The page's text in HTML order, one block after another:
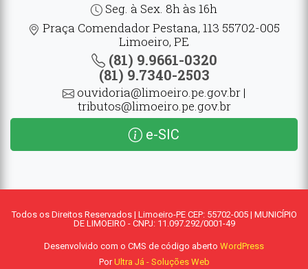
Seg. à Sex. 8h às 16h
Praça Comendador Pestana, 113 55702-005
Limoeiro, PE
(81) 9.9661-0320
(81) 9.7340-2503
ouvidoria@limoeiro.pe.gov.br |
tributos@limoeiro.pe.gov.br
e-SIC
Todos os Direitos Reservados | Limoeiro-PE CEP: 55702-005 | MUNICÍPIO
DE LIMOEIRO - CNPJ: 11.097.292/0001-49
Desenvolvido com o CMS de código aberto WordPress
PorUltra Já - Soluções Web